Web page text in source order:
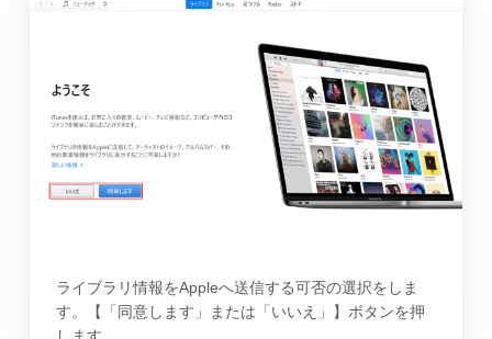
ライブラリ情報をAppleへ送信する可否の選択をしま
す。【「同意します」または「いいえ」】ボタンを押